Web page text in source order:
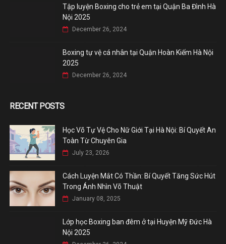
Tập luyện Boxing cho trẻ em tại Quận Ba Đình Hà
Nội 2025
December 26, 2024
Boxing tự vệ cá nhân tại Quận Hoàn Kiếm Hà Nội
2025
December 26, 2024
RECENT POSTS
Học Võ Tự Vệ Cho Nữ Giới Tại Hà Nội: Bí Quyết An
Toàn Từ Chuyên Gia
July 23, 2026
Cách Luyện Mắt Có Thần: Bí Quyết Tăng Sức Hút
Trong Ánh Nhìn Võ Thuật
January 08, 2025
Lớp học Boxing ban đêm ở tại Huyện Mỹ Đức Hà
Nội 2025